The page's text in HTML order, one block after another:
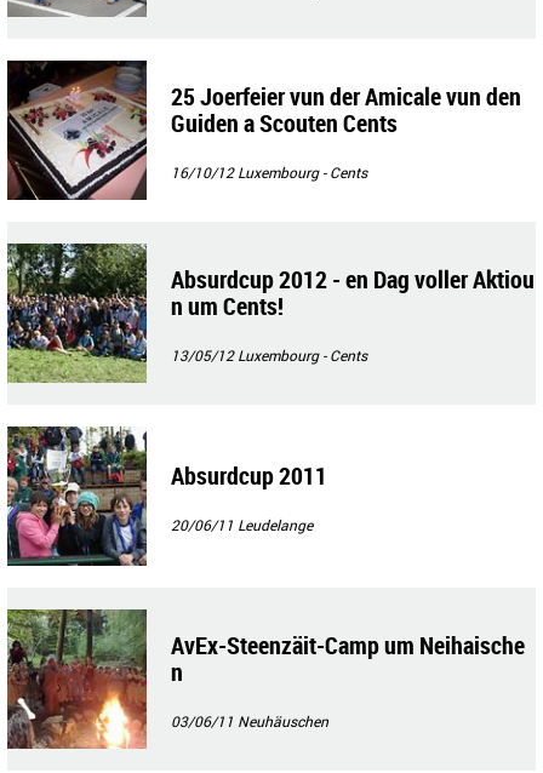
25 Joerfeier vun der Amicale vun den
Guiden a Scouten Cents
16/10/12Luxembourg - Cents
Absurdcup 2012 - en Dag voller Aktiou
n um Cents!
13/05/12Luxembourg - Cents
Absurdcup 2011
20/06/11 Leudelange
AvEx-Steenzäit-Camp um Neihaische
n
03/06/11 Neuhäuschen